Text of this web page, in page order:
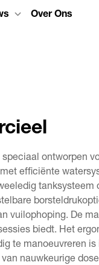
Over Ons
ontworpen
efficiënte
tanksysteem
vuilophoping. De
biedt. Het
te manoeuvreren is
nauwkeurige